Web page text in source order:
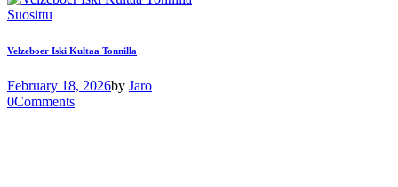
Suosittu
Velzeboer Iski Kultaa Tonnilla
February 18, 2026by Jaro
0Comments